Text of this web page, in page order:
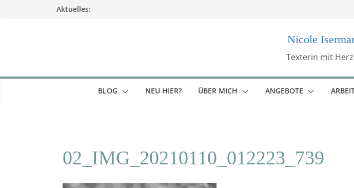
Aktuelles:
Nicole
Texterin mit
BLOG NEU HIER? ÜBER MICH ANGEBOTE
02_IMG_20210110_012223_739